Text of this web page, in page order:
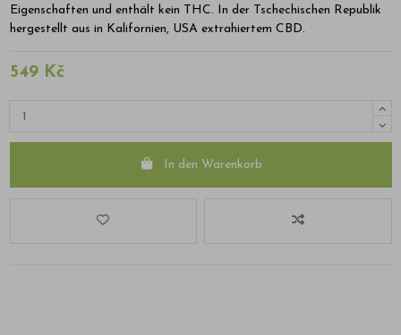
Eigenschaften und enthält kein THC. In der Tschechischen Republik
hergestellt aus in Kalifornien, USA extrahiertem CBD.
549 Kč
In den Warenkorb